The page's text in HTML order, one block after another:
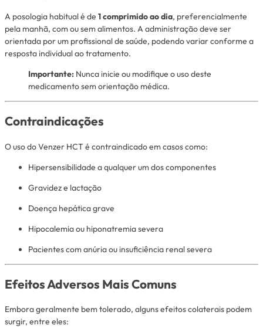
A posologia habitual é de 1 comprimido ao dia, preferencialmente
pela manhã, com ou sem alimentos. A administração deve ser
orientada por um profissional de saúde, podendo variar conforme a
resposta individual ao tratamento.
Importante: Nunca inicie ou modifique o uso deste
medicamento sem orientação médica.
Contraindicações
O uso do Venzer HCT é contraindicado em casos como:
Hipersensibilidade a qualquer um dos componentes
Gravidez e lactação
Doença hepática grave
Hipocalemia ou hiponatremia severa
Pacientes com anúria ou insuficiência renal severa
Efeitos Adversos Mais Comuns
Embora geralmente bem tolerado, alguns efeitos colaterais podem
surgir, entre eles: